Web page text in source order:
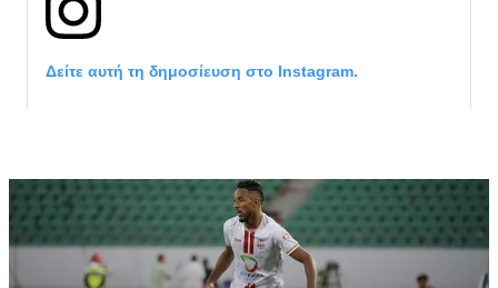
Δείτε αυτή τη δημοσίευση στο Instagram.